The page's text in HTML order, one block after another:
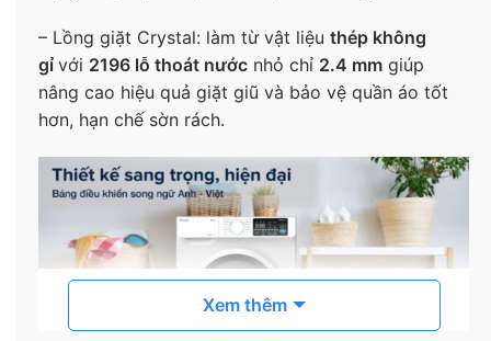
– Lồng giặt Crystal: làm từ vật liệu thép không
gỉ với 2196 lỗ thoát nước nhỏ chỉ 2.4 mm giúp
nâng cao hiệu quả giặt giũ và bảo vệ quần áo tốt
hơn, hạn chế sờn rách.
Xem thêm